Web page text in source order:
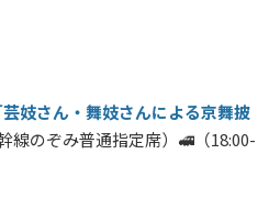
妓さん・舞妓さんによる京舞披
線のぞみ普通指定席）🚅（18:00-